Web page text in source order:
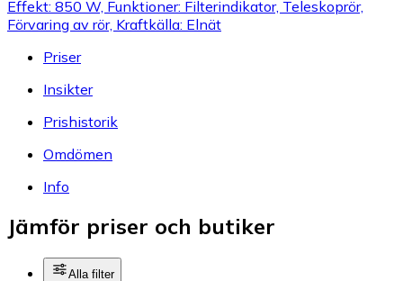
Effekt: 850 W, Funktioner: Filterindikator, Teleskoprör,
Förvaring av rör, Kraftkälla: Elnät
Priser
Insikter
Prishistorik
Omdömen
Info
Jämför priser och butiker
Alla filter